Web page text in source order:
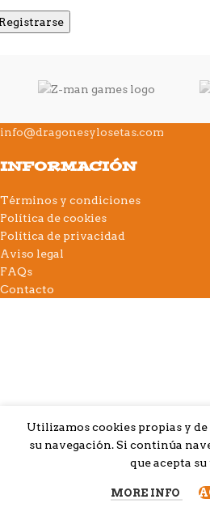
info@dragonesylosetas.com
INFORMACIÓN
Términos y condiciones
Política de cookies
Política de privacidad
Aviso legal
FAQs
Contacto
Utilizamos cookies propias y
su navegación. Si continúa
que acepta su
MORE INFO